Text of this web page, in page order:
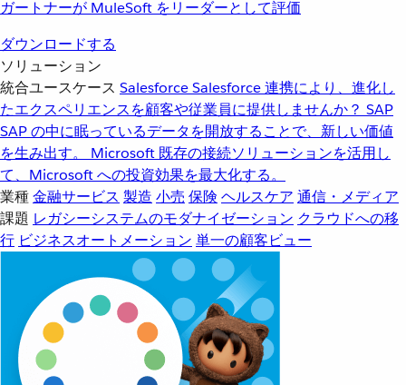
ガートナーが MuleSoft をリーダーとして評価
ダウンロードする
ソリューション
統合ユースケース SalesforceSalesforce 連携により、進化し
たエクスペリエンスを顧客や従業員に提供しませんか？ SAP
SAP の中に眠っているデータを開放することで、新しい価値
を生み出す。
Microsoft 既存の接続ソリューションを活用し
て、Microsoft への投資効果を最大化する。
業種金融サービス 製造 小売 保険 ヘルスケア 通信・メディア
課題 レガシーシステムのモダナイゼーション クラウドへの移
行 ビジネスオートメーション 単一の顧客ビュー